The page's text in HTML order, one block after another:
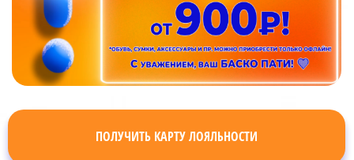
ПОЛУЧИТЬ КАРТУ ЛОЯЛЬНОСТИ